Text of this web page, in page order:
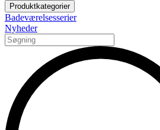
Produktkategorier
Badeværelsesserier
Nyheder